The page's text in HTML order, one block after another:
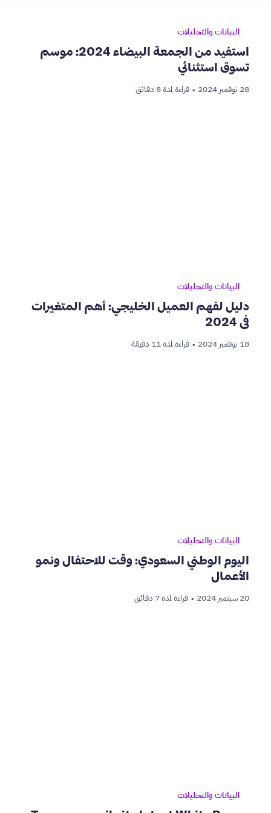
البيانات والتحليلات
استفيد من الجمعة البيضاء 2024: موسم
تسوق استثنائي
28 نوفمبر 2024 • قراءة لمدة 8 دقائق
البيانات والتحليلات
دليل لفهم العميل الخليجي: أهم المتغيرات
في 2024
18 نوفمبر 2024 • قراءة لمدة 11 دقيقة
البيانات والتحليلات
اليوم الوطني السعودي: وقت للاحتفال ونمو
الأعمال
20 سبتمبر 2024 • قراءة لمدة 7 دقائق
البيانات والتحليلات